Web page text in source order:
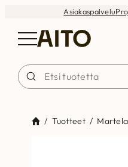
Asiakaspalvelu
/ Tuotteet /